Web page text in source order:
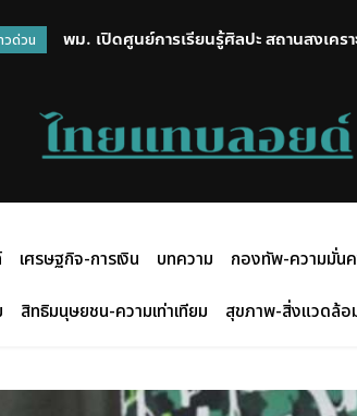
วด่วน
พม. เปิดศูนย์การเรียนรู้ศิลปะ สถานสงเคร
สรุปภาวะการซื้อขายในตลาดหลักทรัพย์แ
เศรษฐกิจ-การเงิน บทความ กองทัพ-ความมั่น
สิทธิมนุษยชน-ความเท่าเทียม สุขภาพ-สิ่งแวดล้อ